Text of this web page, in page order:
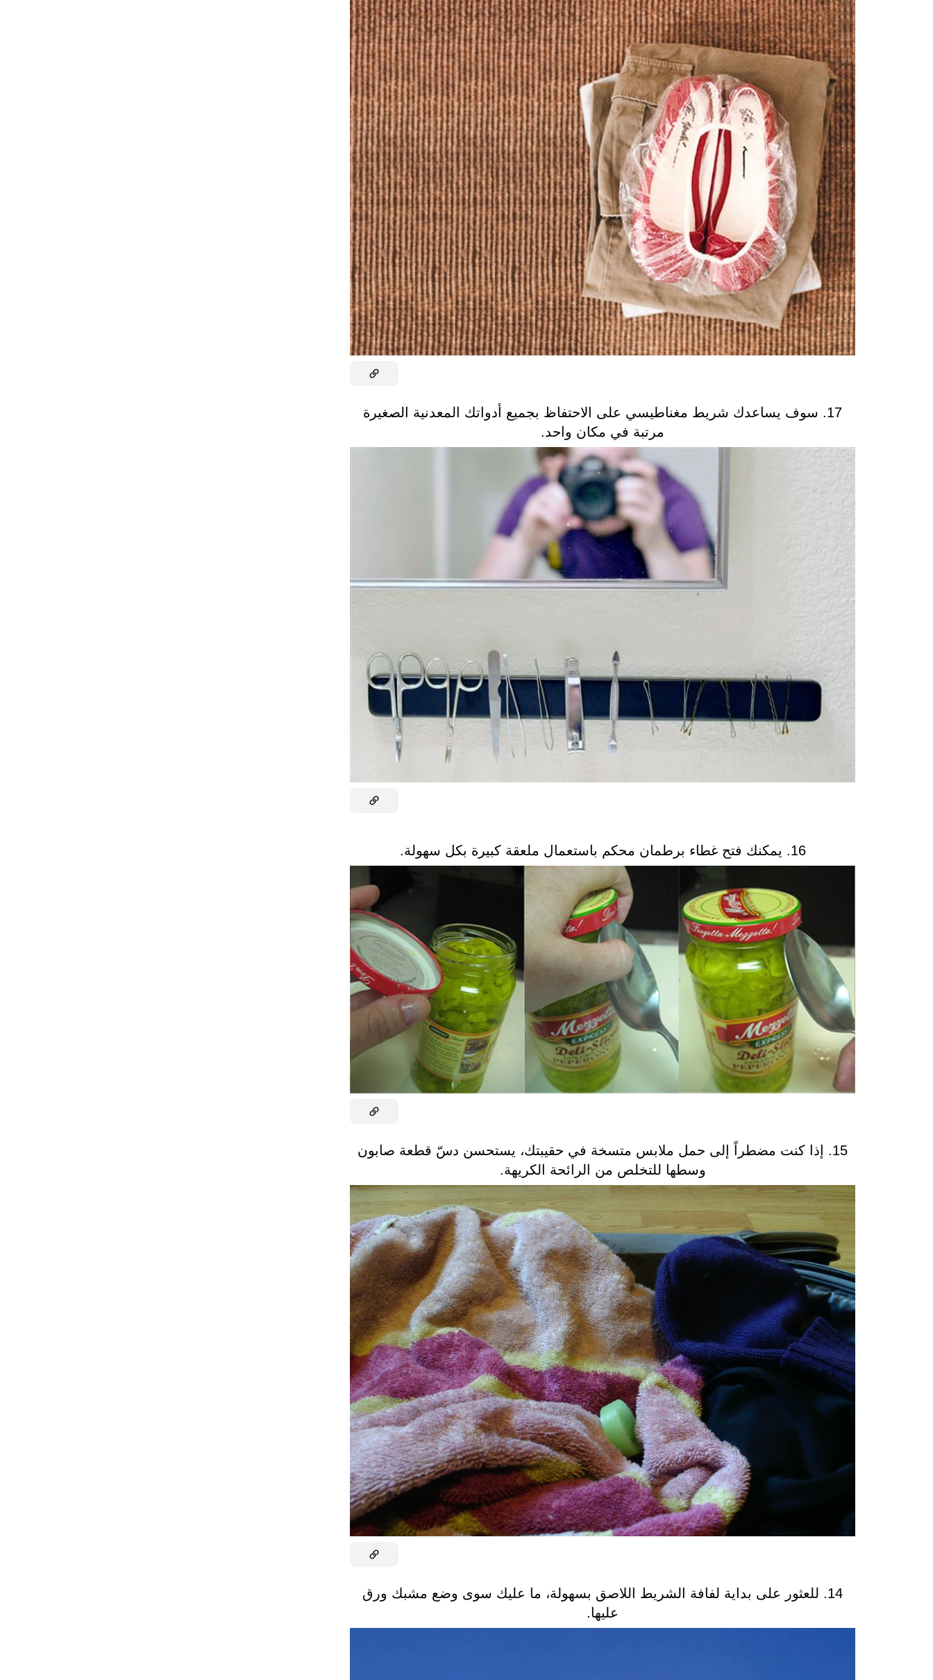
17. سوف يساعدك شريط مغناطيسي على الاحتفاظ بجميع أدواتك المعدنية الصغيرة
مرتبة في مكان واحد.
16. يمكنك فتح غطاء برطمان محكم باستعمال ملعقة كبيرة بكل سهولة.
15. إذا كنت مضطراً إلى حمل ملابس متسخة في حقيبتك، يستحسن دسّ قطعة صابون
وسطها للتخلص من الرائحة الكريهة.
14. للعثور على بداية لفافة الشريط اللاصق بسهولة، ما عليك سوى وضع مشبك ورق
عليها.